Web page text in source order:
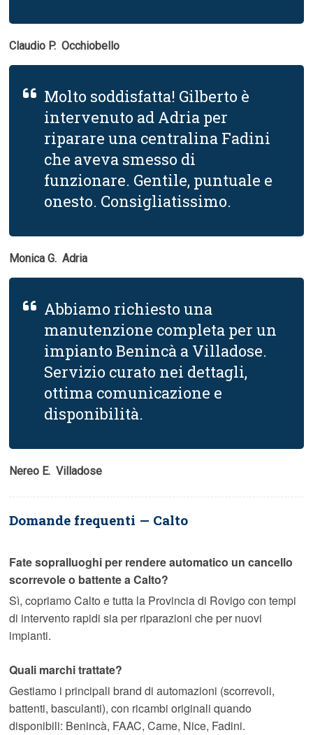
Claudio P.  Occhiobello
Molto soddisfatta! Gilberto è
intervenuto ad Adria per
riparare una centralina Fadini
che aveva smesso di
funzionare. Gentile, puntuale e
onesto. Consigliatissimo.
Monica G.  Adria
Abbiamo richiesto una
manutenzione completa per un
impianto Benincà a Villadose.
Servizio curato nei dettagli,
ottima comunicazione e
disponibilità.
Nereo E.  Villadose
Domande frequenti — Calto
Fate sopralluoghi per rendere automatico un cancello
scorrevole o battente a Calto?
Sì, copriamo Calto e tutta la Provincia di Rovigo con tempi
di intervento rapidi sia per riparazioni che per nuovi
impianti.
Quali marchi trattate?
Gestiamo i principali brand di automazioni (scorrevoli,
battenti, basculanti), con ricambi originali quando
disponibili: Benincà, FAAC, Came, Nice, Fadini.